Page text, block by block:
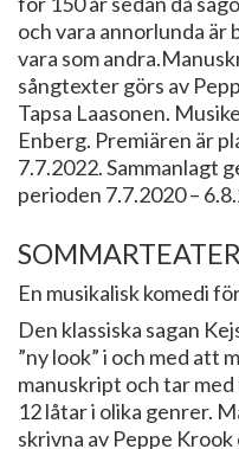
och vara annorlunda
vara som
sångtexter görs av
Tapsa Laasonen.
Enberg. Premiären är
7.7.2022. Sammanlagt
perioden 7.7.2020 –
En musikalisk komedi
Den klassiska sagan
”ny look” i och med att
manuskript och tar
12 låtar i olika genrer.
skrivna av Peppe